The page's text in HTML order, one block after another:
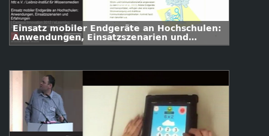
Einsatz mobiler Endgeräte an Hochschulen:
Anwendungen, Einsatzszenarien und
Erfahrungen